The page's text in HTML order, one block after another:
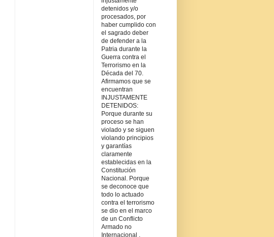
detenidos y/o
procesados, por
haber cumplido con
el sagrado deber
de defender a la
Patria durante la
Guerra contra el
Terrorismo en la
Década del 70.
Afirmamos que se
encuentran
INJUSTAMENTE
DETENIDOS:
Porque durante su
proceso se han
violado y se siguen
violando principios
y garantías
claramente
establecidas en la
Constitución
Nacional. Porque
se deconoce que
todo lo actuado
contra el terrorismo
se dio en el marco
de un Conflicto
Armado no
Internacional ,